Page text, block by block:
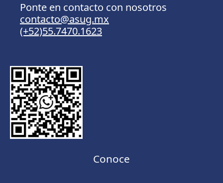
Ponte en contacto con nosotros
contacto@asug.mx
(+52)55.7470.1623
Conoce